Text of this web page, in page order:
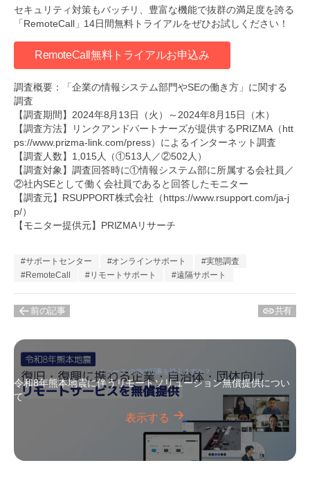
セキュリティ対策もバッチリ、豊富な機能で抜群の満足度を誇る
「RemoteCall」14日間無料トライアルをぜひお試しください！
RemoteCall無料トライアルお申込み
調査概要：「企業の情報システム部門やSEの働き方」に関する
調査
【調査期間】2024年8月13日（火）～2024年8月15日（木）
【調査方法】リンクアンドパートナーズが提供するPRIZMA（htt
ps://www.prizma-link.com/press）によるインターネット調査
【調査人数】1,015人（①513人／②502人）
【調査対象】調査回答時に①情報システム部に所属する会社員／
②社内SEとして働く会社員であると回答したモニター
【調査元】RSUPPORT株式会社（https://www.rsupport.com/ja-j
p/）
【モニター提供元】PRIZMAリサーチ
#サポートセンター #オンラインサポート
#実態調査
#RemoteCall
#リモートサポート #遠隔サポート
前の記事 共有
ニュース の他の記事を読みますか？
令和8年熊本地震に伴うリモートソリューション無償提供につい
て
表示する